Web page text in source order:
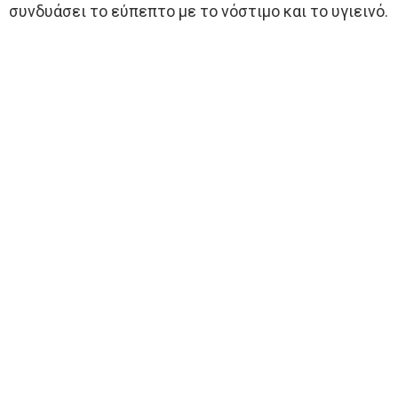
συνδυάσει το εύπεπτο με το νόστιμο και το υγιεινό.